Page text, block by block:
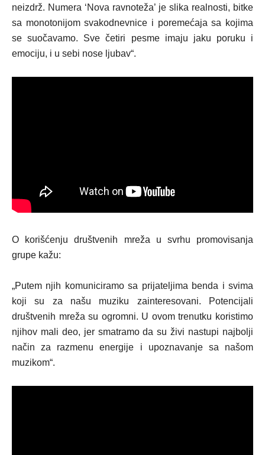
neizdrž. Numera ‘Nova ravnoteža’ je slika realnosti, bitke
sa monotonijom svakodnevnice i poremećaja sa kojima
se suočavamo. Sve četiri pesme imaju jaku poruku i
emociju, i u sebi nose ljubav“.
O korišćenju društvenih mreža u svrhu promovisanja
grupe kažu:
„Putem njih komuniciramo sa prijateljima benda i svima
koji su za našu muziku zainteresovani. Potencijali
društvenih mreža su ogromni. U ovom trenutku koristimo
njihov mali deo, jer smatramo da su živi nastupi najbolji
način za razmenu energije i upoznavanje sa našom
muzikom“.